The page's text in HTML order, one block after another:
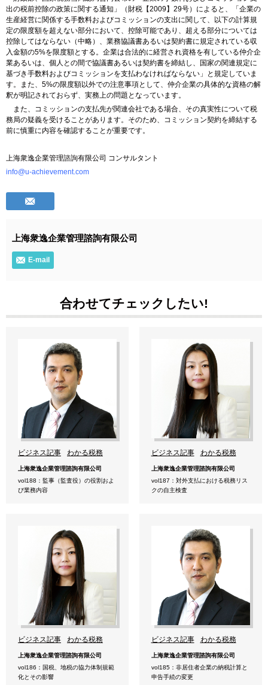
出の税前控除の政策に関する通知」（財税【2009】29号）によると、「企業の
生産経営に関係する手数料およびコミッションの支出に関して、以下の計算規
定の限度額を超えない部分において、控除可能であり、超える部分については
控除してはならない（中略）、業務協議書あるいは契約書に規定されている収
入金額の5%を限度額とする。企業は合法的に経営され資格を有している仲介企
業あるいは、個人との間で協議書あるいは契約書を締結し、国家の関連規定に
基づき手数料およびコミッションを支払わなければならない」と規定していま
す。また、5%の限度額以外での注意事項として、仲介企業の具体的な資格の解
釈が明記されておらず、実務上の問題となっています。
また、コミッションの支払先が関連会社である場合、その真実性について税
務局の疑義を受けることがあります。そのため、コミッション契約を締結する
前に慎重に内容を確認することが重要です。
上海衆逸企業管理諮詢有限公司 コンサルタント
info@u-achievement.com
上海衆逸企業管理諮詢有限公司
E-mail
合わせてチェックしたい!
ビジネス記事 わかる税務
上海衆逸企業管理諮詢有限公司
vol188：監事（監査役）の役割およ
び業務内容
ビジネス記事 わかる税務
上海衆逸企業管理諮詢有限公司
vol187：対外支払における税務リス
クの自主検査
ビジネス記事 わかる税務
上海衆逸企業管理諮詢有限公司
vol186：国税、地税の協力体制規範
化とその影響
ビジネス記事 わかる税務
上海衆逸企業管理諮詢有限公司
vol185：非居住者企業の納税計算と
申告手続の変更